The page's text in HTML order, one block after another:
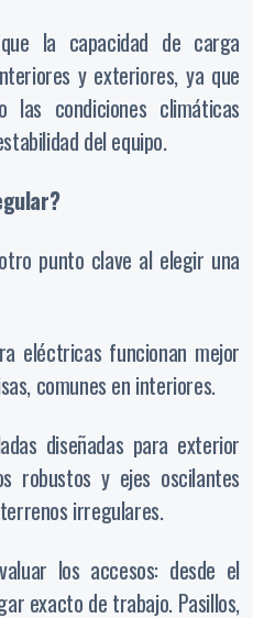
la capacidad de carga
y exteriores, ya que
condiciones climáticas
del equipo.
punto clave al elegir una
eléctricas funcionan mejor
comunes en interiores.
diseñadas para exterior
robustos y ejes oscilantes
irregulares.
los accesos: desde el
exacto de trabajo. Pasillos,